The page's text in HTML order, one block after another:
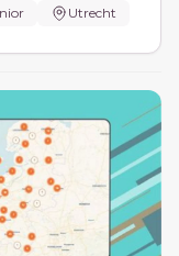
je de
Utrecht